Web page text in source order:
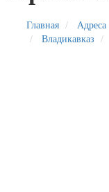
Главная Адреса
Владикавказ